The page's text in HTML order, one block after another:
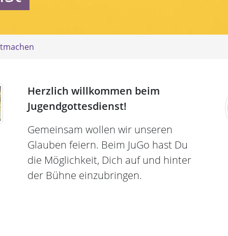
Herzlich willkommen beim
Jugendgottesdienst!
Gemeinsam wollen wir unseren
Glauben feiern. Beim JuGo hast Du
die Möglichkeit, Dich auf und hinter
der Bühne einzubringen.